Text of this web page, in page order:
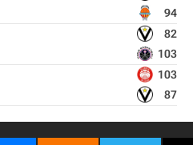
94
82
103
103
87